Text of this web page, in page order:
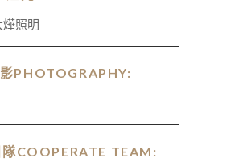
照明
PHOTOGRAPHY:
COOPERATE TEAM: